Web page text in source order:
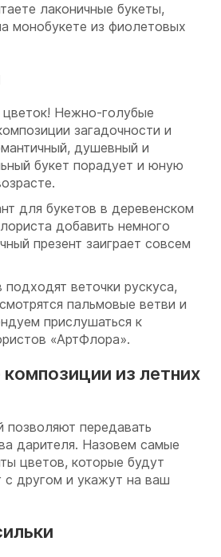
лаконичные букеты,
монобукете из фиолетовых
Нежно-голубые
загадочности и
душевный и
букет порадует и юную
для букетов в деревенском
добавить немного
презент заиграет совсем
веточки рускуса,
пальмовые ветви и
прислушаться к
«АртФлора».
из летних
позволяют передавать
дарителя. Назовем самые
цветов, которые будут
с другом и укажут на ваш